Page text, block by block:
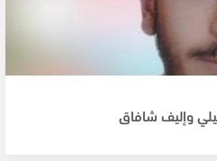
وإليف شافاق